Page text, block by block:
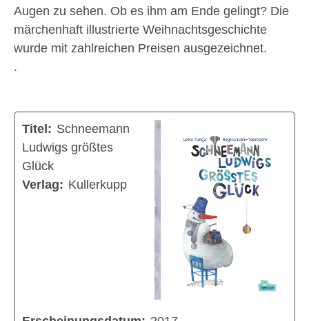
Augen zu sehen. Ob es ihm am Ende gelingt? Die
märchenhaft illustrierte Weihnachtsgeschichte
wurde mit zahlreichen Preisen ausgezeichnet.
.
Titel: Schneemann
Ludwigs größtes
Glück
Verlag: Kullerkupp